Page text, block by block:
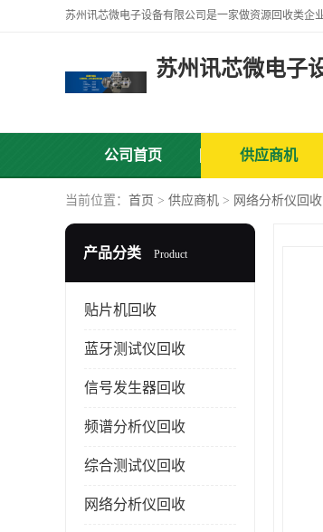
苏州讯芯微电子
公司首页 供应商机
当前位置： 首页 > 供应商机 > 网络分析仪回收
产品分类 Product
贴片机回收
蓝牙测试仪回收
信号发生器回收
频谱分析仪回收
综合测试仪回收
网络分析仪回收